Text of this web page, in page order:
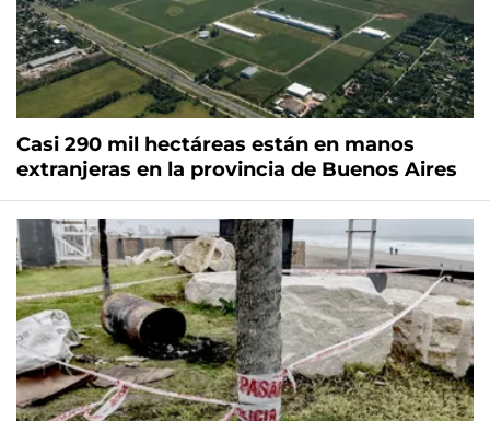
Casi 290 mil hectáreas están en manos
extranjeras en la provincia de Buenos Aires